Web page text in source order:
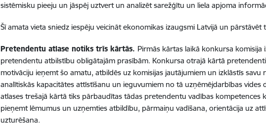
sistēmisku pieeju un jāspēj uztvert un analizēt sarežģītu un liela apjoma
Šī amata vieta sniedz iespēju veicināt ekonomikas izaugsmi Latvijā un
Pretendentu atlase notiks trīs kārtās. Pirmās kārtas laikā konkursa
pretendentu atbilstību obligātajām prasībām. Konkursa otrajā kārtā
motivāciju ieņemt šo amatu, atbildēs uz komisijas jautājumiem un izklāstīs
analītiskās kapacitātes attīstīšanu un ieguvumiem no tā uzņēmējdarbības vides
atlases trešajā kārtā tiks pārbaudītas tādas pretendentu vadības kompetences
pieņemt lēmumus un uzņemties atbildību, pārmaiņu vadīšana, orientācija uz
uzturēšana.